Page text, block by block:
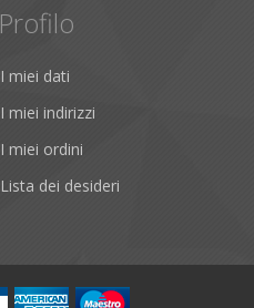
Profilo
I miei dati
I miei indirizzi
I miei ordini
Lista dei desideri